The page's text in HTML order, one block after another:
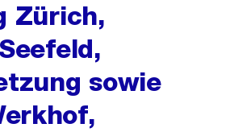
Zürich,
sowie